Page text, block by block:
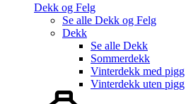
Dekk og Felg
Se alle Dekk og Felg
Dekk
Se alle Dekk
Sommerdekk
Vinterdekk med pigg
Vinterdekk uten pigg